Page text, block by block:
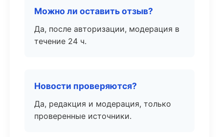
Можно ли оставить отзыв?
Да, после авторизации, модерация в
течение 24 ч.
Новости проверяются?
Да, редакция и модерация, только
проверенные источники.